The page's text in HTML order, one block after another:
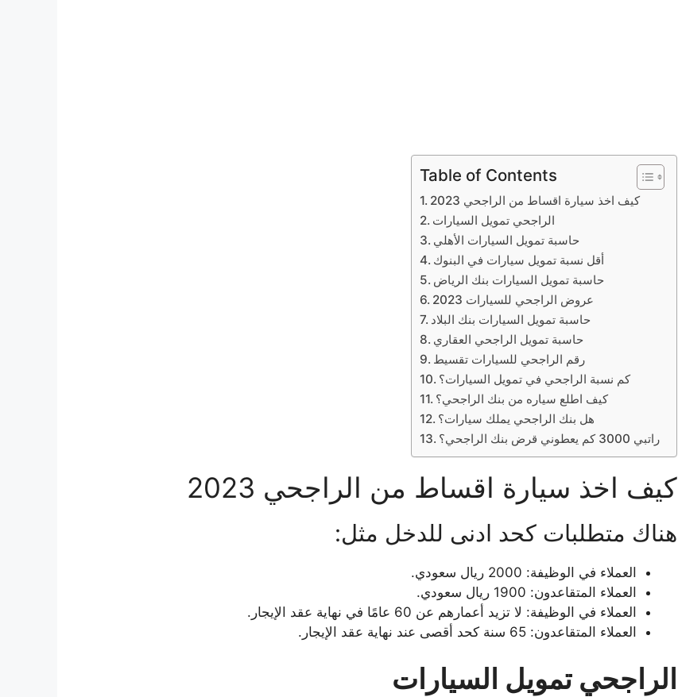
Table of Contents
كيف اخذ سيارة اقساط من الراجحي 2023
الراجحي تمويل السيارات
حاسبة تمويل السيارات الأهلي
أقل نسبة تمويل سيارات في البنوك
حاسبة تمويل السيارات بنك الرياض
عروض الراجحي للسيارات 2023
حاسبة تمويل السيارات بنك البلاد
حاسبة تمويل الراجحي العقاري
رقم الراجحي للسيارات تقسيط
كم نسبة الراجحي في تمويل السيارات؟
كيف اطلع سياره من بنك الراجحي؟
هل بنك الراجحي يملك سيارات؟
راتبي 3000 كم يعطوني قرض بنك الراجحي؟
كيف اخذ سيارة اقساط من الراجحي 2023
هناك متطلبات كحد ادنى للدخل مثل:
العملاء في الوظيفة: 2000 ريال سعودي.
العملاء المتقاعدون: 1900 ريال سعودي.
العملاء في الوظيفة: لا تزيد أعمارهم عن 60 عامًا في نهاية عقد الإيجار.
العملاء المتقاعدون: 65 سنة كحد أقصى عند نهاية عقد الإيجار.
الراجحي تمويل السيارات